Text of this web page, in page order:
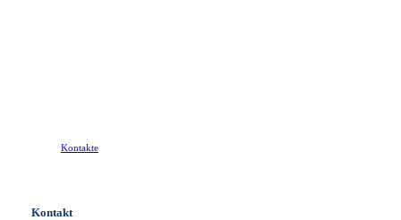
Kontakte
Kontakt